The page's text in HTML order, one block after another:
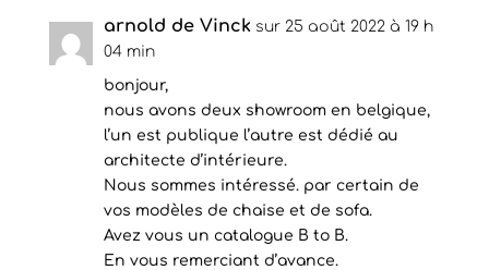
arnold de Vinck sur 25 août 2022 à 19 h
04 min
bonjour,
nous avons deux showroom en belgique,
l’un est publique l’autre est dédié au
architecte d’intérieure.
Nous sommes intéressé. par certain de
vos modèles de chaise et de sofa.
Avez vous un catalogue B to B.
En vous remerciant d’avance.